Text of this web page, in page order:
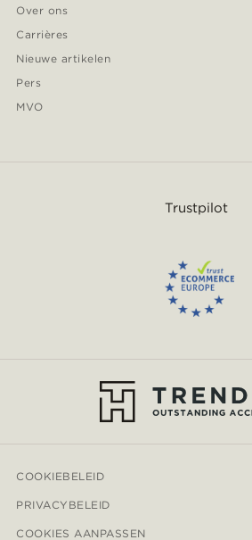
Over ons
Carrières
Nieuwe artikelen
Pers
MVO
Trustpilot
COOKIEBELEID
PRIVACYBELEID
COOKIES AANPASSEN